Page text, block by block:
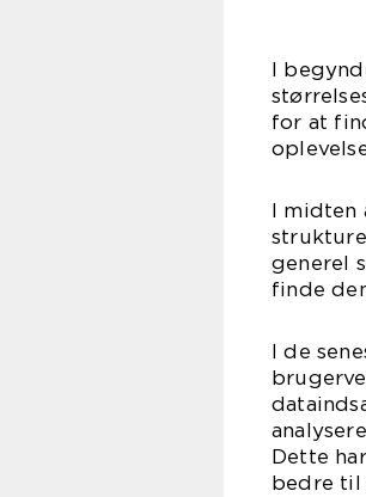
I
for at
I midten
generel
finde
I de
Dette
bedre til